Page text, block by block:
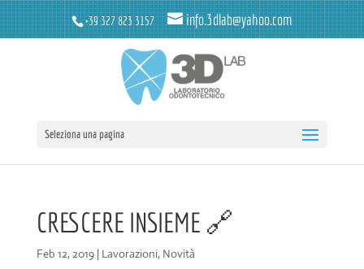
+39 327 823 3157 info.3dlab@yahoo.com
Seleziona una pagina
CRESCERE INSIEME 🔗
Feb 12, 2019| Lavorazioni, Novità